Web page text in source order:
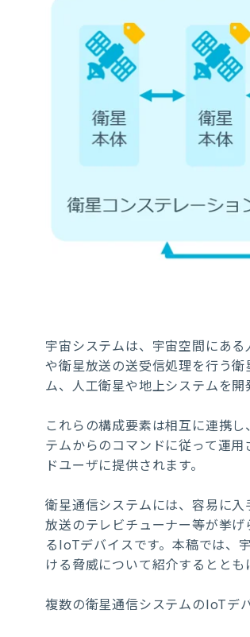
宇宙システムは、宇宙空間にあ
や衛星放送の送受信処理を行う
ム、人工衛星や地上システムを開
これらの構成要素は相互に連携
テムからのコマンドに従って運
ドユーザに提供されます。
衛星通信システムには、容易に
放送のテレビチューナー等が挙
るIoTデバイスです。本稿では、
ける脅威について紹介するとと
複数の衛星通信システムのIoTデ